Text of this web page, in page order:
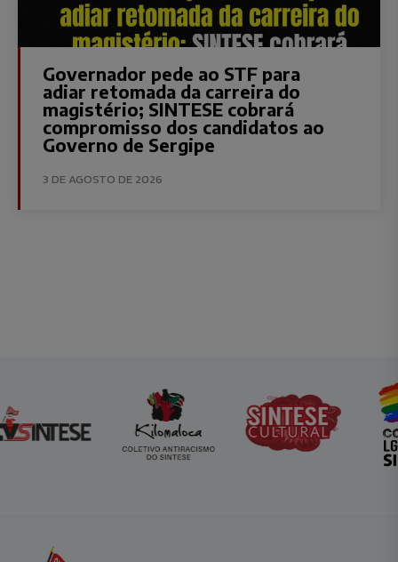
Governador pede ao STF para
adiar retomada da carreira do
magistério; SINTESE cobrará
compromisso dos candidatos ao
Governo de Sergipe
3 DE AGOSTO DE 2026